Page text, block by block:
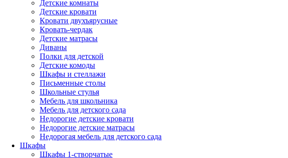
Детские комнаты
Детские кровати
Кровати двухъярусные
Кровать-чердак
Детские матрасы
Диваны
Полки для детской
Детские комоды
Шкафы и стеллажи
Письменные столы
Школьные стулья
Мебель для школьника
Мебель для детского сада
Недорогие детские кровати
Недорогие детские матрасы
Недорогая мебель для детского сада
Шкафы
Шкафы 1-створчатые